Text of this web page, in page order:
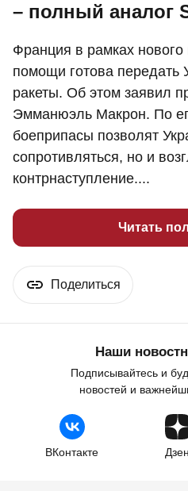
– полный аналог
Франция в рамках нового
помощи готова передать
ракеты. Об этом заявил
Эмманюэль Макрон. По
боеприпасы позволят
сопротивляться, но и
контрнаступление....
Читать
Поделиться
Наши
Подписывайтесь и
новостей и
ВКонтакте Дзен